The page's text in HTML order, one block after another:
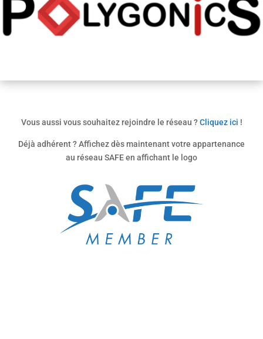
Vous aussi vous souhaitez rejoindre le réseau ?Cliquez ici !
Déjà adhérent ? Affichez dès maintenant votre appartenance
au réseau SAFE en affichant le logo